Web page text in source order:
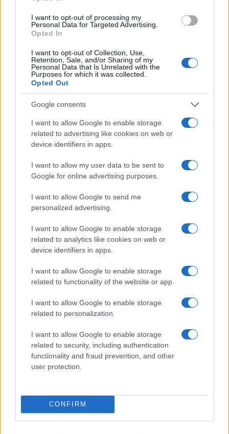
I want to opt-out of processing my
Personal Data for Targeted Advertising.
Opted In
I want to opt-out of Collection, Use,
Retention, Sale, and/or Sharing of my
Personal Data that Is Unrelated with the
Purposes for which it was collected.
Opted Out
Google consents
I want to allow Google to enable storage
related to advertising like cookies on web or
device identifiers in apps.
I want to allow my user data to be sent to
Google for online advertising purposes.
I want to allow Google to send me
personalized advertising.
I want to allow Google to enable storage
related to analytics like cookies on web or
device identifiers in apps.
I want to allow Google to enable storage
related to functionality of the website or app.
I want to allow Google to enable storage
related to personalization.
I want to allow Google to enable storage
related to security, including authentication
functionality and fraud prevention, and other
user protection.
CONFIRM
Vuoi rimuovere le pubblicità nazionali?
Puoi abbonarti asoli € 1,10 al mese